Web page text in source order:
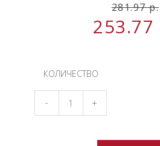
281.97 р.
253.77
КОЛИЧЕСТВО
- +